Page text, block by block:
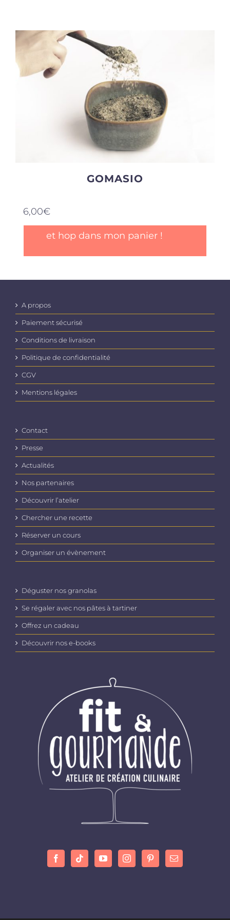
Produits sains
Click and collect
GOMASIO
6,00€
et hop dans mon panier !
A propos
Paiement sécurisé
Conditions de livraison
Politique de confidentialité
CGV
Mentions légales
Contact
Presse
Actualités
Nos partenaires
Découvrir l’atelier
Chercher une recette
Réserver un cours
Organiser un évènement
Déguster nos granolas
Se régaler avec nos pâtes à tartiner
Offrez un cadeau
Découvrir nos e-books